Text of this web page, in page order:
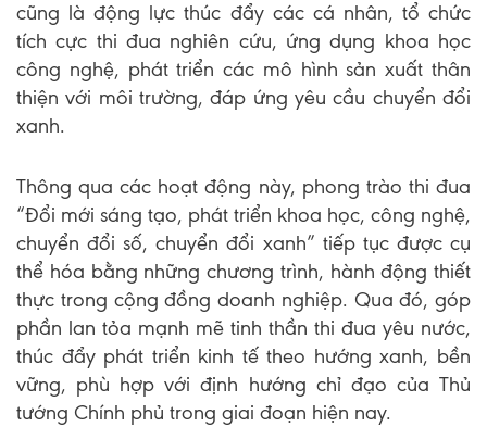
cũng là động lực thúc đẩy các cá nhân, tổ chức
tích cực thi đua nghiên cứu, ứng dụng khoa học
công nghệ, phát triển các mô hình sản xuất thân
thiện với môi trường, đáp ứng yêu cầu chuyển đổi
xanh.
Thông qua các hoạt động này, phong trào thi đua
“Đổi mới sáng tạo, phát triển khoa học, công nghệ,
chuyển đổi số, chuyển đổi xanh” tiếp tục được cụ
thể hóa bằng những chương trình, hành động thiết
thực trong cộng đồng doanh nghiệp. Qua đó, góp
phần lan tỏa mạnh mẽ tinh thần thi đua yêu nước,
thúc đẩy phát triển kinh tế theo hướng xanh, bền
vững, phù hợp với định hướng chỉ đạo của Thủ
tướng Chính phủ trong giai đoạn hiện nay.